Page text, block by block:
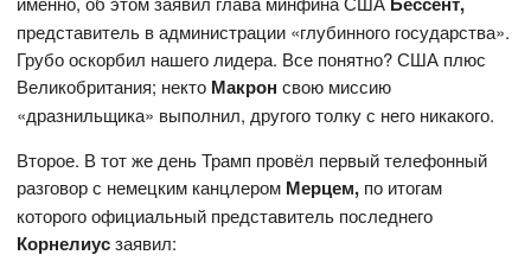
представитель в администрации «глубинного государства».
Грубо оскорбил нашего лидера. Все понятно? США плюс
Великобритания; некто Макронсвою миссию
«дразнильщика» выполнил, другого толку с него никакого.
Второе. В тот же день Трамп провёл первый телефонный
разговор с немецким канцлером Мерцем, по итогам
которого официальный представитель последнего
Корнелиусзаявил: